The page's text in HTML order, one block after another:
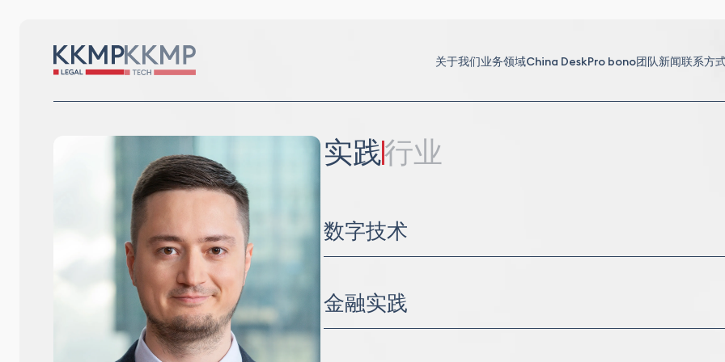
关于我们业务领域China DeskPro bono团队新闻联系方
实践行业
数字技术
金融实践